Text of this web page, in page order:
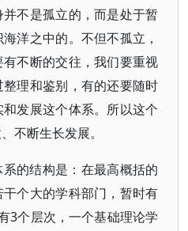
不是孤立的，而是处于暂
洋之中的。不但不孤立，
不断的交往，我们要重视
理和鉴别，有的还要随时
发展这个体系。所以这个
不断生长发展。
的结构是：在最高概括的
个大的学科部门，暂时有
3个层次，一个基础理论学